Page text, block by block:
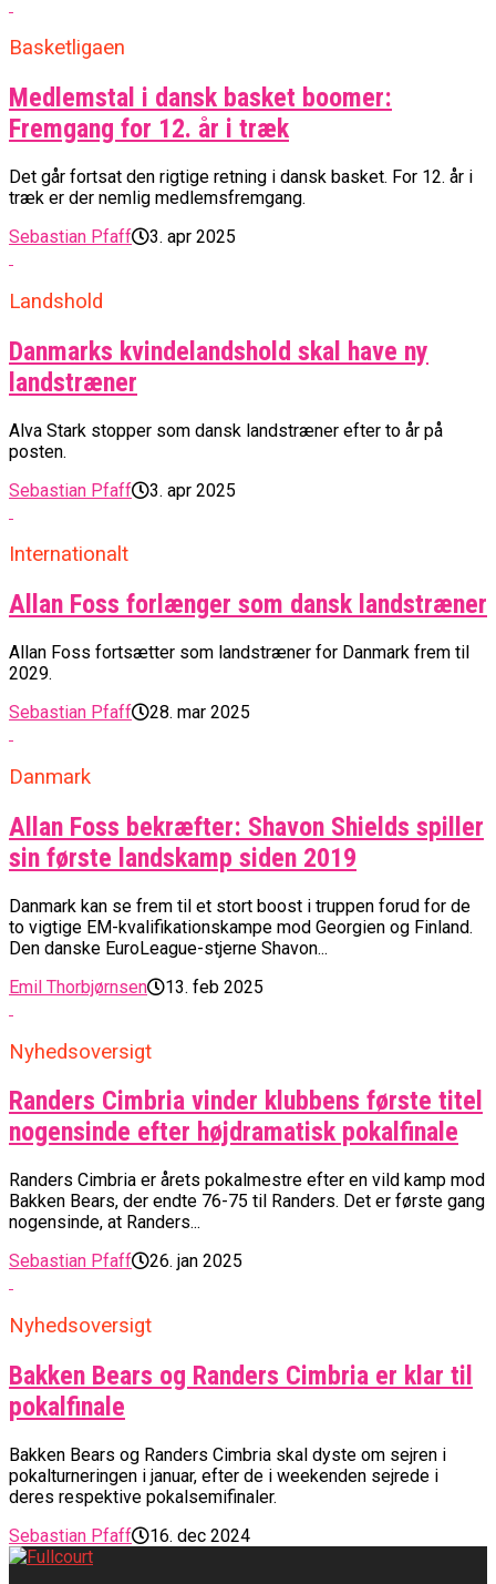
Basketligaen
Medlemstal i dansk basket boomer:
Fremgang for 12. år i træk
Det går fortsat den rigtige retning i dansk basket. For 12. år i
træk er der nemlig medlemsfremgang.
Sebastian Pfaff
3. apr 2025
Landshold
Danmarks kvindelandshold skal have ny
landstræner
Alva Stark stopper som dansk landstræner efter to år på
posten.
Sebastian Pfaff
3. apr 2025
Internationalt
Allan Foss forlænger som dansk landstræner
Allan Foss fortsætter som landstræner for Danmark frem til
2029.
Sebastian Pfaff
28. mar 2025
Danmark
Allan Foss bekræfter: Shavon Shields spiller
sin første landskamp siden 2019
Danmark kan se frem til et stort boost i truppen forud for de
to vigtige EM-kvalifikationskampe mod Georgien og Finland.
Den danske EuroLeague-stjerne Shavon...
Emil Thorbjørnsen
13. feb 2025
Nyhedsoversigt
Randers Cimbria vinder klubbens første titel
nogensinde efter højdramatisk pokalfinale
Randers Cimbria er årets pokalmestre efter en vild kamp mod
Bakken Bears, der endte 76-75 til Randers. Det er første gang
nogensinde, at Randers...
Sebastian Pfaff
26. jan 2025
Nyhedsoversigt
Bakken Bears og Randers Cimbria er klar til
pokalfinale
Bakken Bears og Randers Cimbria skal dyste om sejren i
pokalturneringen i januar, efter de i weekenden sejrede i
deres respektive pokalsemifinaler.
Sebastian Pfaff
16. dec 2024